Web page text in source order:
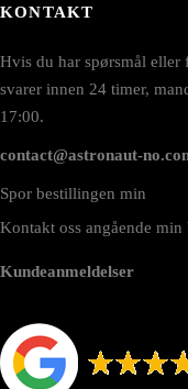
KONTAKT
Hvis du har spørsmål
svarer innen 24 timer,
17:00.
contact@astronaut-
Spor bestillingen min
Kontakt oss angående
Kundeanmeldelser